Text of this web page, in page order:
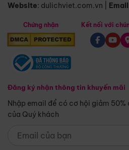
Website: dulichviet.com.vn Email
Chứng nhận
Đăng ký nhận thông tin khuyến mãi
Nhập email để có cơ hội giảm
của Quý khách
Kết nối với